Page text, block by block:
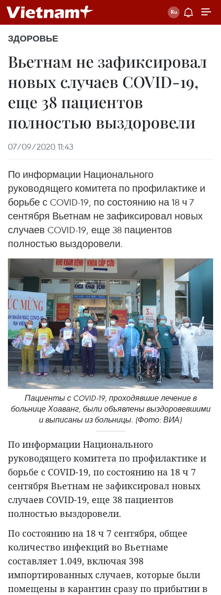
ЗДОРОВЬЕ
Вьетнам не зафиксировал
новых случаев COVID-19,
еще 38 пациентов
полностью выздоровели
07/09/2020 11:43
По информации Национального
руководящего комитета по профилактике и
борьбе с COVID-19, по состоянию на 18 ч 7
сентября Вьетнам не зафиксировал новых
случаев COVID-19, еще 38 пациентов
полностью выздоровели.
Пациенты с COVID-19, проходявшие лечение в
больнице Хоаванг, были объявлены выздоровевшими
и выписаны из больницы. (Фото: ВИА)
По информации Национального
руководящего комитета по профилактике и
борьбе с COVID-19, по состоянию на 18 ч 7
сентября Вьетнам не зафиксировал новых
случаев COVID-19, еще 38 пациентов
полностью выздоровели.
По состоянию на 18 ч 7 сентября, общее
количество инфекций во Вьетнаме
составляет 1.049, включая 398
импортированных случаев, которые были
помещены в карантин сразу по прибытии в